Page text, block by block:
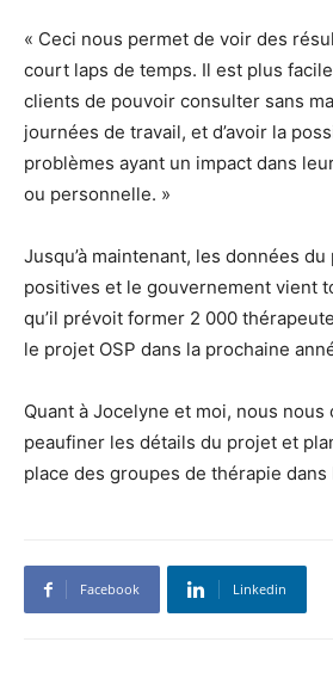
« Ceci nous permet de voir des
court laps de temps. Il est plus
clients de pouvoir consulter sans
journées de travail, et d’avoir la
problèmes ayant un impact dans
ou personnelle. »
Jusqu’à maintenant, les données
positives et le gouvernement vient
qu’il prévoit former 2 000
le projet OSP dans la prochaine
Quant à Jocelyne et moi, nous nous
peaufiner les détails du projet et
place des groupes de thérapie dans
Facebook Linkedin